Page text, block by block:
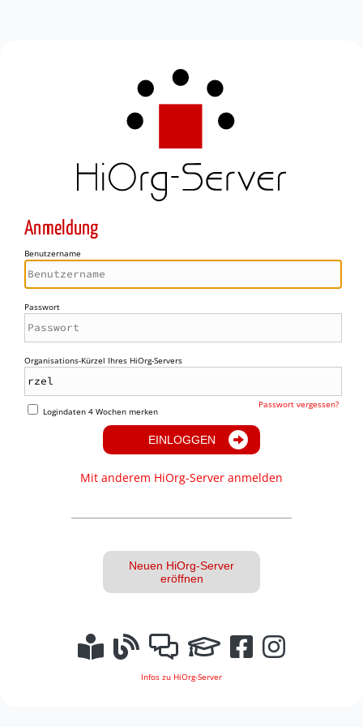
Anmeldung
Benutzername
Passwort
Organisations-Kürzel Ihres HiOrg-Servers
Logindaten 4 Wochen merken
Passwort vergessen?
EINLOGGEN
Mit anderem HiOrg-Server anmelden
Neuen HiOrg-Server
eröffnen
Infos zu HiOrg-Server